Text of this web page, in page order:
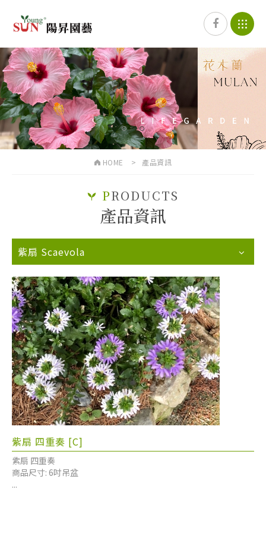
1 2
HOME 產品資訊
PRODUCTS
產品資訊
紫扇 Scaevola
紫扇 四重奏 [C]
紫扇 四重奏
商品尺寸: 6吋吊盆
...